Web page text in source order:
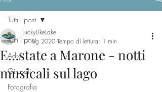
Tutti i post
Adro
Girasoli
Fotografia
Tutti i post
E…state a Marone - notti
musicali sul lago
LuckyLikeLake
17 lug 2020 Tempo di lettura: 1 min